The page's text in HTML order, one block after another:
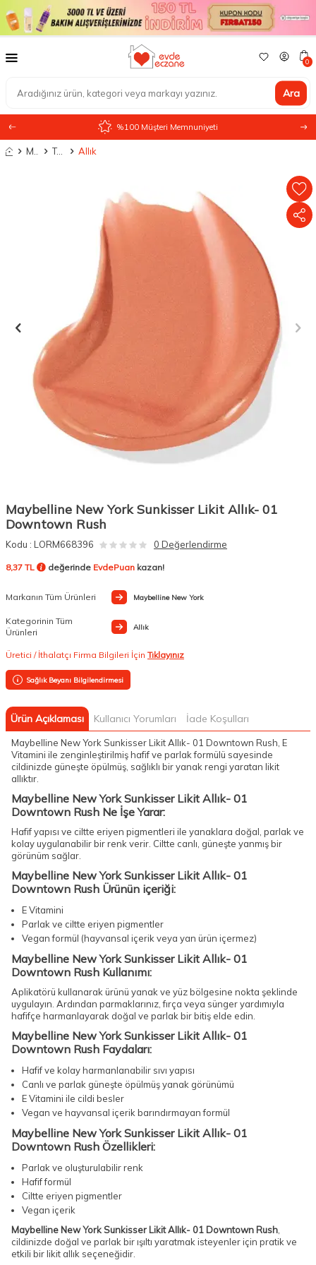
Ara
0
%100 Müşteri Memnuniyeti
AnasayfaTen Makyajı Allık
Maybelline New York Sunkisser Likit Allık- 01
Downtown Rush
Kodu : LORM668396 0 Değerlendirme
8,37 TL değerinde EvdePuan kazan!
Markanın Tüm Ürünleri Maybelline New York
Kategorinin Tüm
Ürünleri
Allık
Üretici / İthalatçı Firma Bilgileri İçin Tıklayınız
Sağlık Beyanı Bilgilendirmesi
Ürün Açıklaması Kullanıcı Yorumları İade Koşulları
Maybelline New York Sunkisser Likit Allık- 01 Downtown Rush, E
Vitamini ile zenginleştirilmiş hafif ve parlak formülü sayesinde
cildinizde güneşte öpülmüş, sağlıklı bir yanak rengi yaratan likit
allıktır.
Maybelline New York Sunkisser Likit Allık- 01
Downtown Rush Ne İşe Yarar:
Hafif yapısı ve ciltte eriyen pigmentleri ile yanaklara doğal, parlak ve
kolay uygulanabilir bir renk verir. Ciltte canlı, güneşte yanmış bir
görünüm sağlar.
Maybelline New York Sunkisser Likit Allık- 01
Downtown Rush Ürünün içeriği:
E Vitamini
Parlak ve ciltte eriyen pigmentler
Vegan formül (hayvansal içerik veya yan ürün içermez)
Maybelline New York Sunkisser Likit Allık- 01
Downtown Rush Kullanımı:
Aplikatörü kullanarak ürünü yanak ve yüz bölgesine nokta şeklinde
uygulayın. Ardından parmaklarınız, fırça veya sünger yardımıyla
hafifçe harmanlayarak doğal ve parlak bir bitiş elde edin.
Maybelline New York Sunkisser Likit Allık- 01
Downtown Rush Faydaları:
Hafif ve kolay harmanlanabilir sıvı yapısı
Canlı ve parlak güneşte öpülmüş yanak görünümü
E Vitamini ile cildi besler
Vegan ve hayvansal içerik barındırmayan formül
Maybelline New York Sunkisser Likit Allık- 01
Downtown Rush Özellikleri:
Parlak ve oluşturulabilir renk
Hafif formül
Ciltte eriyen pigmentler
Vegan içerik
Maybelline New York Sunkisser Likit Allık- 01 Downtown Rush,
cildinizde doğal ve parlak bir ışıltı yaratmak isteyenler için pratik ve
etkili bir likit allık seçeneğidir.